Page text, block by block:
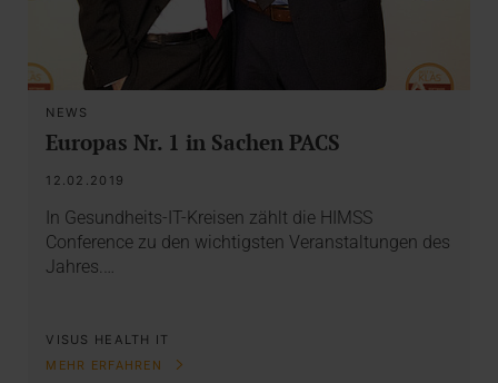
NEWS
Europas Nr. 1 in Sachen PACS
12.02.2019
In Gesundheits-IT-Kreisen zählt die HIMSS
Conference zu den wichtigsten Veranstaltungen des
Jahres.…
VISUS HEALTH IT
MEHR ERFAHREN